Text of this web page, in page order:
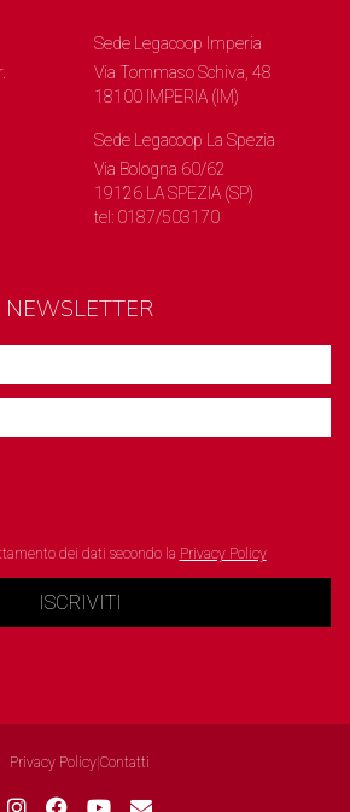
Sede Legacoop Imperia
Via Tommaso Schiva, 48
18100 IMPERIA (IM)
Sede Legacoop La Spezia
Via Bologna 60/62
19126 LA SPEZIA (SP)
tel: 0187/503170
NEWSLETTER
dei dati secondo la Privacy Policy
ISCRIVITI
Privacy Policy Contatti